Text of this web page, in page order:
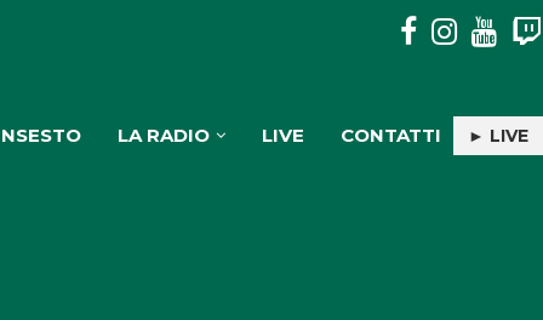
MOSORROFA: 3 SOGGETTI DENUNCIATI PER TRASPORTO
LA RADIO LIVE CONTATTI ► LIVE